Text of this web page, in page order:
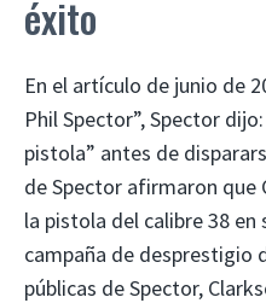
éxito
En el artículo de junio de
Phil Spector”, Spector dijo:
pistola” antes de
de Spector afirmaron que
la pistola del calibre 38 en
campaña de desprestigio
públicas de Spector,